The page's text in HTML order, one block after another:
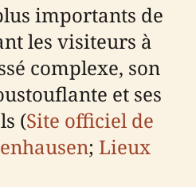
importants de
les visiteurs à
complexe, son
et ses
(Site officiel de
; Lieux